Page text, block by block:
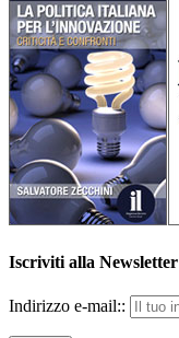
Iscriviti alla Newsletter
Indirizzo e-mail::